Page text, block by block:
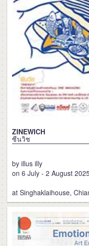
ZINEWICH
ซีนวิช
by illus illy
on 6 July - 2 August
at Singhaklaihouse,